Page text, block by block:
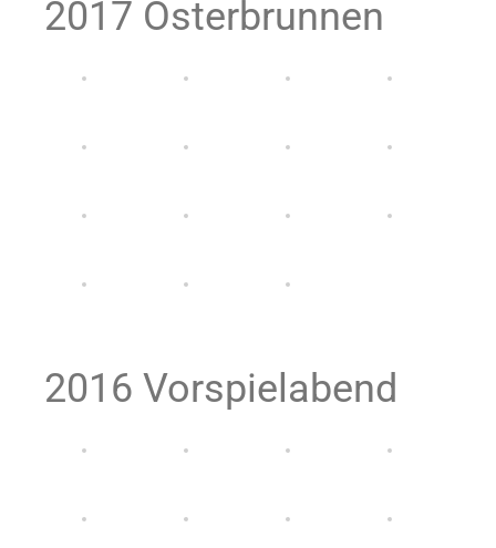
2017 Osterbrunnen
2016 Vorspielabend